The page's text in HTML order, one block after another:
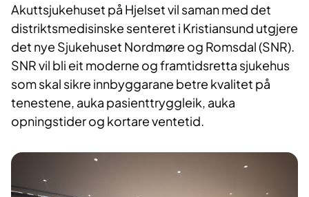
Akuttsjukehuset på Hjelset vil saman med det
distriktsmedisinske senteret i Kristiansund utgjere
det nye Sjukehuset Nordmøre og Romsdal (SNR).
SNR vil bli eit moderne og framtidsretta sjukehus
som skal sikre innbyggarane betre kvalitet på
tenestene, auka pasienttryggleik, auka
opningstider og kortare ventetid.